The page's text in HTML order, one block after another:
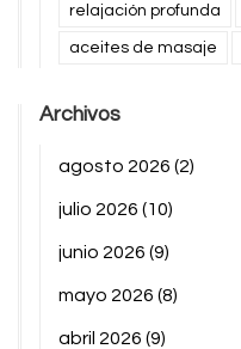
relajación profunda
aceites de masaje
Archivos
agosto 2026 (2)
julio 2026 (10)
junio 2026 (9)
mayo 2026 (8)
abril 2026 (9)